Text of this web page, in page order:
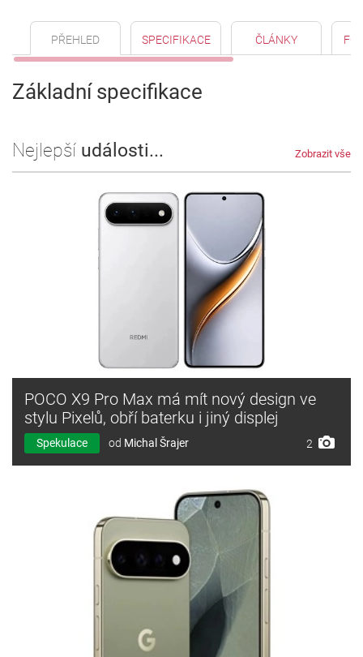
PŘEHLED SPECIFIKACE ČLÁNKY
Základní specifikace
Nejlepší události... Zobrazit vše
POCO X9 Pro Max má mít nový design ve
stylu Pixelů, obří baterku i jiný displej
Spekulace od Michal Šrajer 2